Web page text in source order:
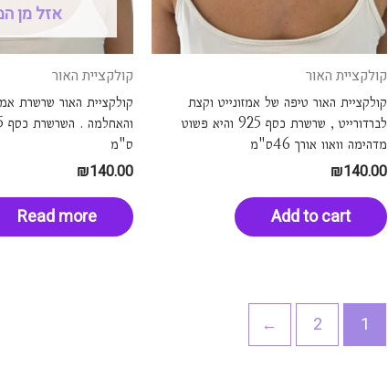
קולקציית האור
קולקציית האור טיפה של אמזונייט וקצת
לברדורייט , שרשרת כסף 925 והיא פשוט
מדהימה וואוו אורך 46ס"מ
₪140.00
Add to cart
אזל מן
קולקציית האור
קולקציית האור שרשרת
ס"מ
₪140.00
Read more
1
2
→